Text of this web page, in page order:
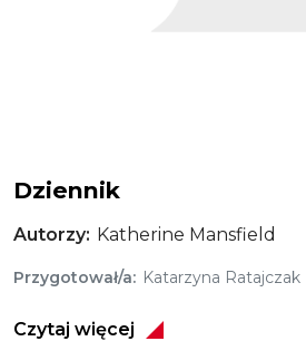
Dziennik
Autorzy Katherine Mansfield
Przygotował/a Katarzyna Ratajczak
Czytaj więcej